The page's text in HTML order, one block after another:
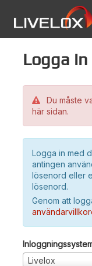
Logga in
Du måste
här sidan.
Logga in med
antingen
lösenord eller
lösenord.
Genom att
Livelox